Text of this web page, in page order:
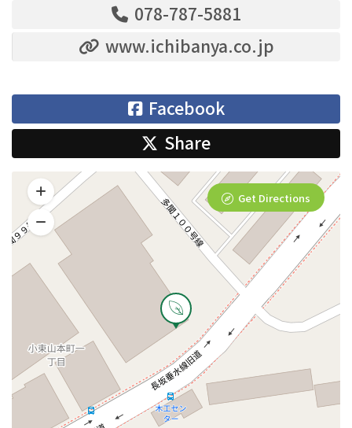
078-787-5881
www.ichibanya.co.jp
Facebook
Share
Get Directions